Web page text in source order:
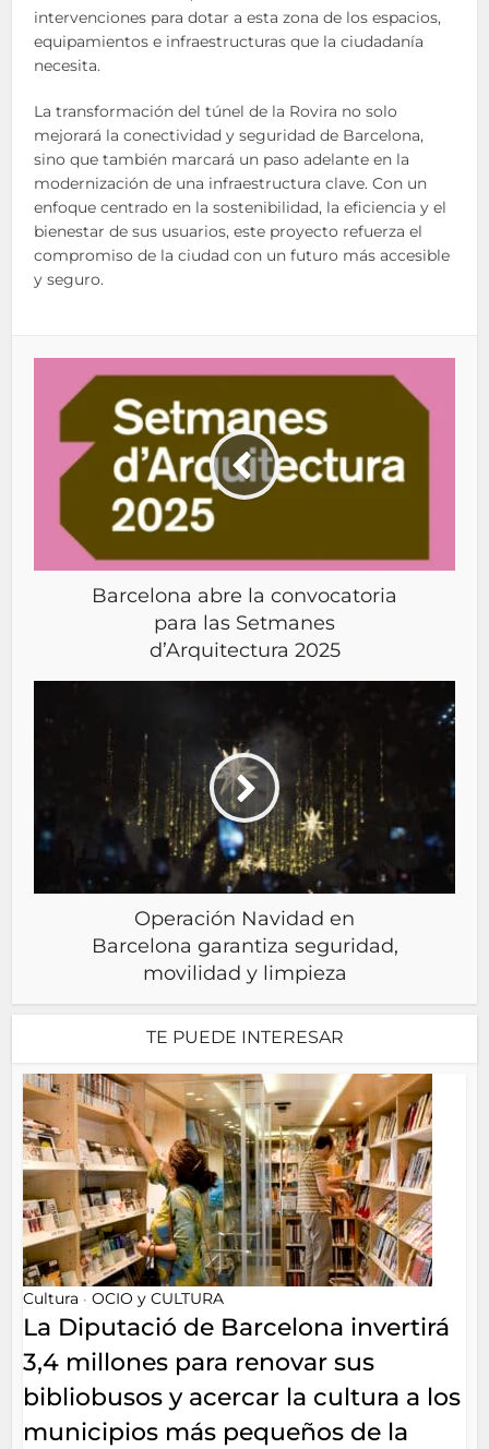
intervenciones para dotar a esta zona de los espacios,
equipamientos e infraestructuras que la ciudadanía
necesita.
La transformación del túnel de la Rovira no solo
mejorará la conectividad y seguridad de Barcelona,
sino que también marcará un paso adelante en la
modernización de una infraestructura clave. Con un
enfoque centrado en la sostenibilidad, la eficiencia y el
bienestar de sus usuarios, este proyecto refuerza el
compromiso de la ciudad con un futuro más accesible
y seguro.
Barcelona abre la convocatoria
para las Setmanes
d’Arquitectura 2025
Operación Navidad en
Barcelona garantiza seguridad,
movilidad y limpieza
TE PUEDE INTERESAR
Cultura • OCIO y CULTURA
La Diputació de Barcelona invertirá
3,4 millones para renovar sus
bibliobusos y acercar la cultura a los
municipios más pequeños de la